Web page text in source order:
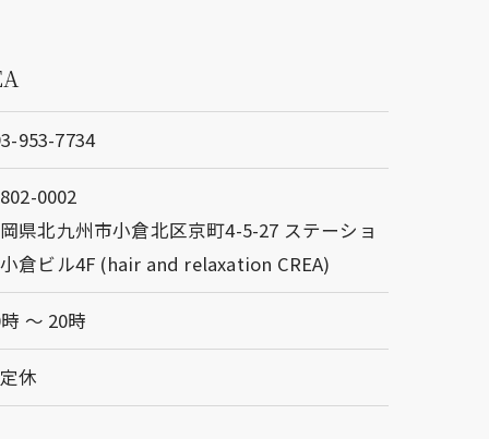
953-7734
0002
県北九州市小倉北区京町4-5-27 ステーショ
倉ビル4F (hair and relaxation CREA)
〜 20時
休